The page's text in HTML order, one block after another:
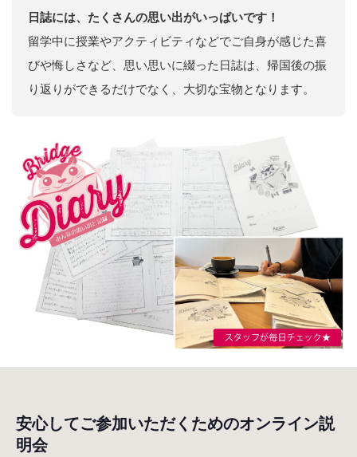
日誌には、たくさんの思い出がいっぱいです！
留学中に授業やアクティビティなどでご自身が感じた喜
びや悔しさなど、思い思いに綴った日誌は、帰国後の振
り返りができるだけでなく、大切な宝物となります。
安心してご参加いただくためのオンライン説
明会